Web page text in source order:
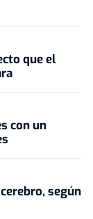
que el
con un
según